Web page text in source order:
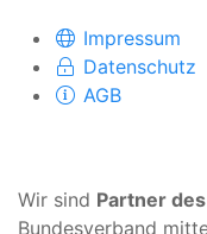
Impressum
Datenschutz
AGB
Wir sind Partner
Bundesverband